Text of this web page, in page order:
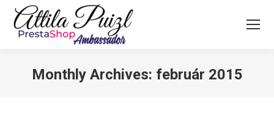
Search:
Monthly Archives: február 2015